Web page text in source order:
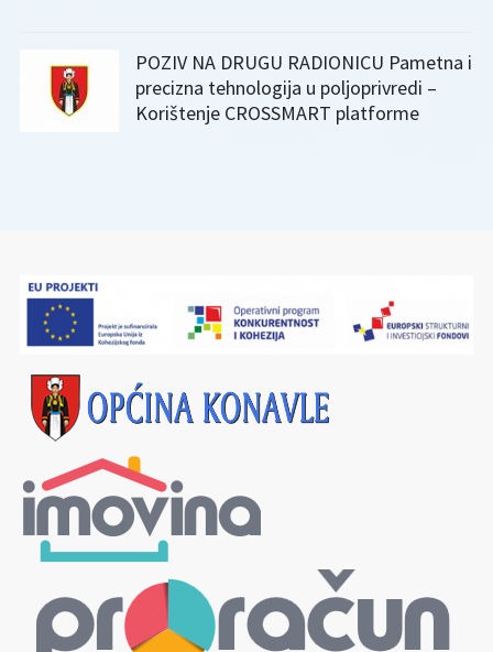
POZIV NA DRUGU RADIONICU Pametna i
precizna tehnologija u poljoprivredi –
Korištenje CROSSMART platforme